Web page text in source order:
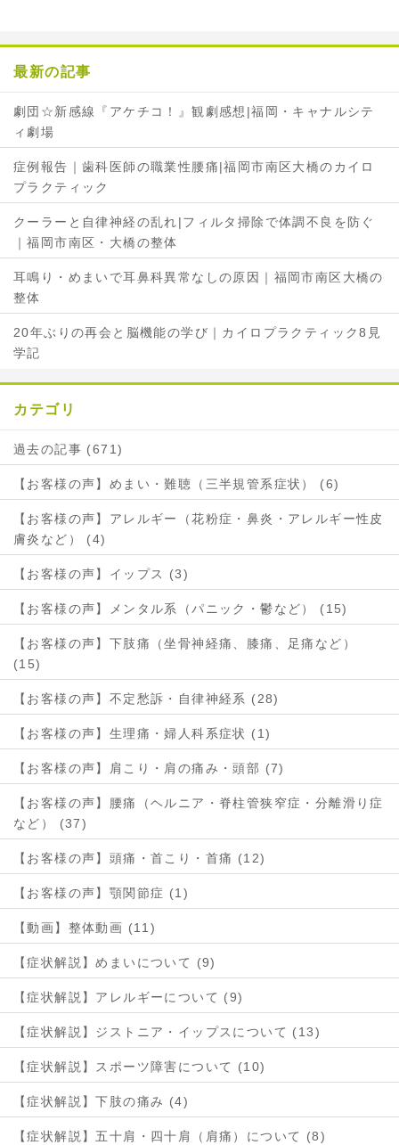
o
k
シ
ェ
r
で
ェ
最新の記事
劇団☆新感線『アケチコ！』観劇感想|福岡・キャナルシテ
ィ劇場
症例報告｜歯科医師の職業性腰痛|福岡市南区大橋のカイロ
プラクティック
クーラーと自律神経の乱れ|フィルタ掃除で体調不良を防ぐ
｜福岡市南区・大橋の整体
耳鳴り・めまいで耳鼻科異常なしの原因｜福岡市南区大橋の
整体
20年ぶりの再会と脳機能の学び｜カイロプラクティック8見
学記
カテゴリ
過去の記事 (671)
【お客様の声】めまい・難聴（三半規管系症状） (6)
【お客様の声】アレルギー（花粉症・鼻炎・アレルギー性皮
膚炎など） (4)
【お客様の声】イップス (3)
【お客様の声】メンタル系（パニック・鬱など） (15)
【お客様の声】下肢痛（坐骨神経痛、膝痛、足痛など）
(15)
【お客様の声】不定愁訴・自律神経系 (28)
【お客様の声】生理痛・婦人科系症状 (1)
【お客様の声】肩こり・肩の痛み・頭部 (7)
【お客様の声】腰痛（ヘルニア・脊柱管狭窄症・分離滑り症
など） (37)
【お客様の声】頭痛・首こり・首痛 (12)
【お客様の声】顎関節症 (1)
【動画】整体動画 (11)
【症状解説】めまいについて (9)
【症状解説】アレルギーについて (9)
【症状解説】ジストニア・イップスについて (13)
【症状解説】スポーツ障害について (10)
【症状解説】下肢の痛み (4)
【症状解説】五十肩・四十肩（肩痛）について (8)